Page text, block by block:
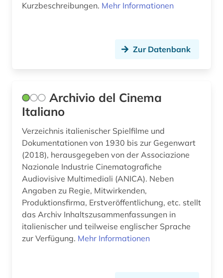
gesundheit &amp; ernährung (1)
grammatik (10)
gustave (1)
góngora y argote (1)
heiliger (1)
hispanistik (62)
hispanoamerikanisch (1)
hispanos (1)
Kurzbeschreibungen. Mehr Informationen
Zur Datenbank
Archivio del Cinema
Italiano
Verzeichnis italienischer Spielfilme und
Dokumentationen von 1930 bis zur Gegenwart
(2018), herausgegeben von der Associazione
Nazionale Industrie Cinematografiche
Audiovisive Multimediali (ANICA). Neben
Angaben zu Regie, Mitwirkenden,
Produktionsfirma, Erstveröffentlichung, etc. stellt
das Archiv Inhaltszusammenfassungen in
italienischer und teilweise englischer Sprache
zur Verfügung. Mehr Informationen